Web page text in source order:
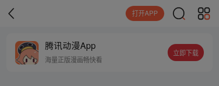
打开APP
腾讯动漫App
海量正版漫画畅快看
立即下载